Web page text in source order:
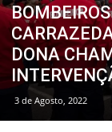
DONA
3 de Agosto, 2022